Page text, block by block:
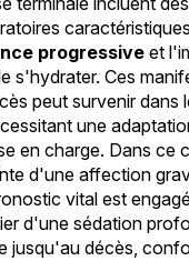
progressiveet
s'hydrater. Ces
peut survenir dans
une
en charge. Dans ce
d'une affection
vital est
d'une sédation
jusqu'au décès,